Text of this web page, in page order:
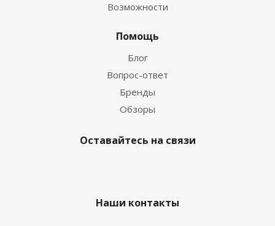
Возможности
Помощь
Блог
Вопрос-ответ
Бренды
Обзоры
Оставайтесь на связи
Наши контакты